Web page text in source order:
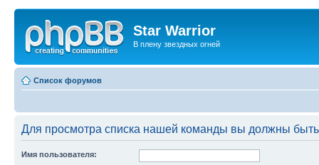
Star Warrior
В плену звездных огней
Список форумов
Для просмотра списка нашей команды вы должны
Имя пользователя: